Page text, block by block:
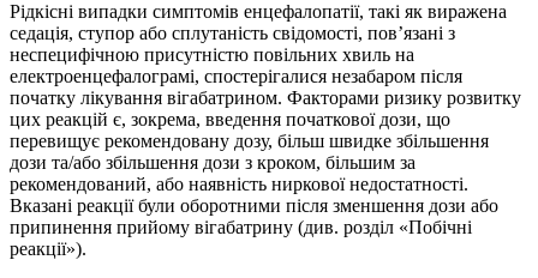
Рідкісні випадки симптомів енцефалопатії, такі як виражена
седація, ступор або сплутаність свідомості, пов’язані з
неспецифічною присутністю повільних хвиль на
електроенцефалограмі, спостерігалися незабаром після
початку лікування вігабатрином. Факторами ризику розвитку
цих реакцій є, зокрема, введення початкової дози, що
перевищує рекомендовану дозу, більш швидке збільшення
дози та/або збільшення дози з кроком, більшим за
рекомендований, або наявність ниркової недостатності.
Вказані реакції були оборотними після зменшення дози або
припинення прийому вігабатрину (див. розділ «Побічні
реакції»).